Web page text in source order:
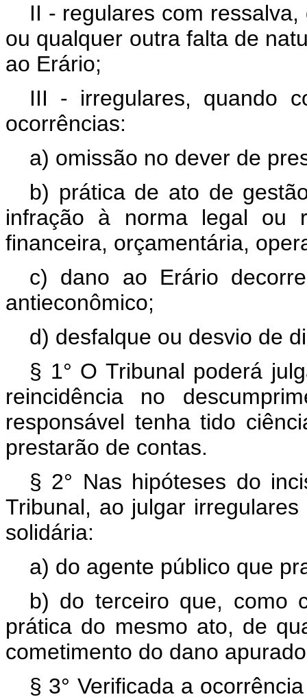
II - regulares com
ou qualquer outra falta de
ao Erário;
III - irregulares, quando
ocorrências:
a) omissão no dever de
b) prática de ato de
infração à norma legal ou
financeira, orçamentária,
c) dano ao Erário
antieconômico;
d) desfalque ou desvio de
§ 1° O Tribunal poderá
reincidência no
responsável tenha tido
prestarão de contas.
§ 2° Nas hipóteses do
Tribunal, ao julgar
solidária:
a) do agente público que
b) do terceiro que, como
prática do mesmo ato, de
cometimento do dano
§ 3° Verificada a